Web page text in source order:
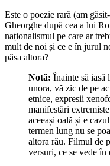
Este o poezie rară (am
Gheorghe după cea a lui
naționalismul pe care ar
mult de noi și ce e în jurul
păsa altora?
Notă: Înainte să iasă
unora, vă zic de pe
etnice, expresii
manifestări
aceeași oală și e
termen lung nu se
altora rău. Filmul de
versuri, ce se vede în